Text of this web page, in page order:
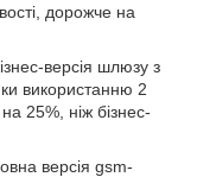
дорожче на
версія шлюзу з
використанню 2
25%, ніж бізнес-
версія gsm-